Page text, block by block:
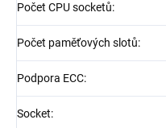
Počet CPU socketů:
Počet paměťových slotů:
Podpora ECC:
Socket: